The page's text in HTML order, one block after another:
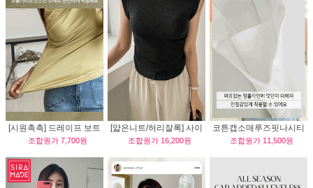
[시원촉촉] 드레이프 보트
넥 나시티
조합원가7,700원
[얇은니트/허리잘록] 사이
드 셔링 민소매 니트
조합원가 16,200원
코튼캡소매루즈핏나시티
조합원가 11,500원